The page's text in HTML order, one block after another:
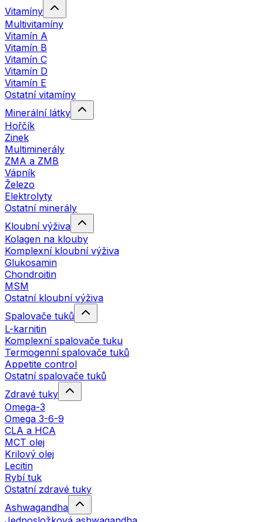
Vitamíny
Multivitamíny
Vitamín A
Vitamín B
Vitamín C
Vitamín D
Vitamín E
Ostatní vitamíny
Minerální látky
Hořčík
Zinek
Multiminerály
ZMA a ZMB
Vápník
Železo
Elektrolyty
Ostatní minerály
Kloubní výživa
Kolagen na klouby
Komplexní kloubní výživa
Glukosamin
Chondroitin
MSM
Ostatní kloubní výživa
Spalovače tuků
L-karnitin
Komplexní spalovače tuku
Termogenní spalovače tuků
Appetite control
Ostatní spalovače tuků
Zdravé tuky
Omega-3
Omega 3-6-9
CLA a HCA
MCT olej
Krilový olej
Lecitin
Rybí tuk
Ostatní zdravé tuky
Ashwagandha